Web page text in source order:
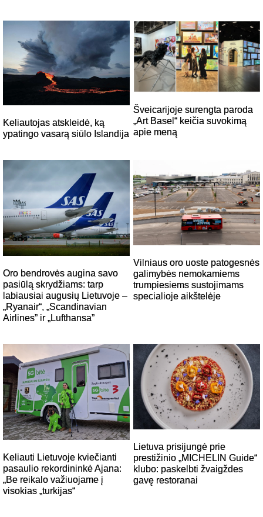
Keliautojas atskleidė, ką
ypatingo vasarą siūlo Islandija
Šveicarijoje surengta paroda
„Art Basel“ keičia suvokimą
apie meną
Oro bendrovės augina savo
pasiūlą skrydžiams: tarp
labiausiai augusių Lietuvoje –
„Ryanair“, „Scandinavian
Airlines” ir „Lufthansa”
Vilniaus oro uoste patogesnės
galimybės nemokamiems
trumpiesiems sustojimams
specialioje aikštelėje
Keliauti Lietuvoje kviečianti
pasaulio rekordininkė Ajana:
„Be reikalo važiuojame į
visokias „turkijas“
Lietuva prisijungė prie
prestižinio „MICHELIN Guide“
klubo: paskelbti žvaigždes
gavę restoranai